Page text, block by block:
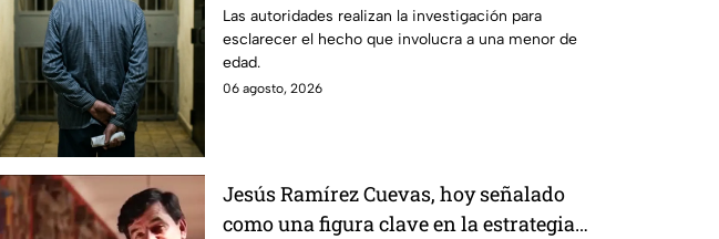
¿qué sucedió?
Las autoridades realizan la investigación para
esclarecer el hecho que involucra a una menor de
edad.
06 agosto, 2026
Jesús Ramírez Cuevas, hoy señalado
como una figura clave en la estrategia